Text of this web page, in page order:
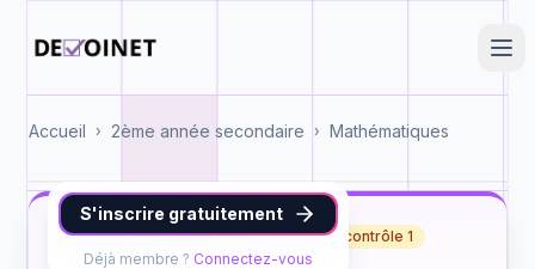
Accueil › 2ème année secondaire › Mathématiques
S'inscrire gratuitement
Déjà membre ? Connectez-vous
Maths 2ème année Informatique contrôle 1